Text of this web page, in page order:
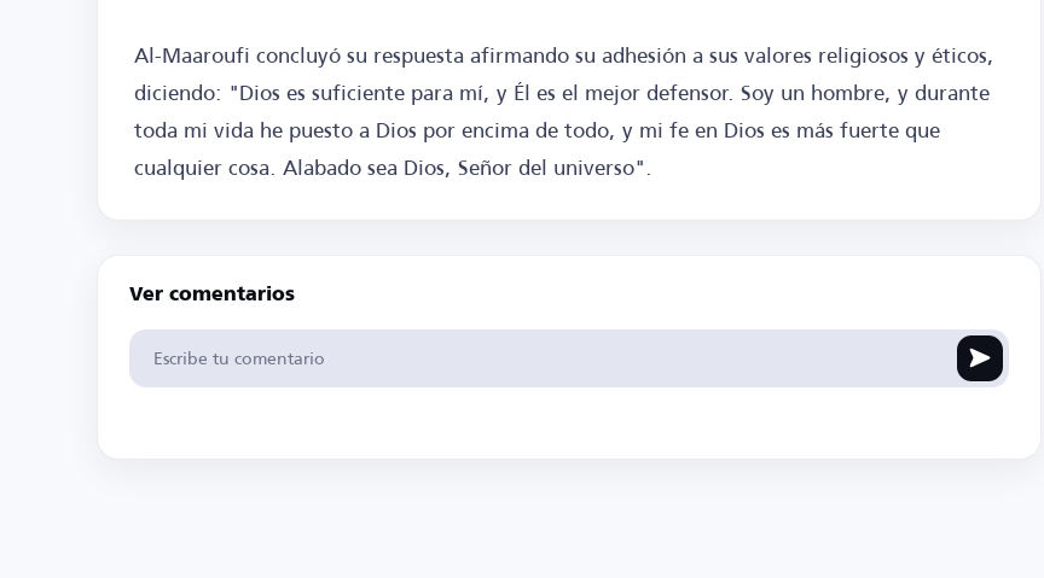
Al-Maaroufi concluyó su respuesta afirmando su adhesión a sus valores religiosos y éticos,
diciendo: "Dios es suficiente para mí, y Él es el mejor defensor. Soy un hombre, y durante
toda mi vida he puesto a Dios por encima de todo, y mi fe en Dios es más fuerte que
cualquier cosa. Alabado sea Dios, Señor del universo".
Ver comentarios